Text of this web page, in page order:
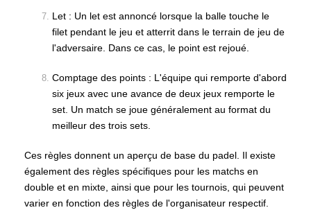
Let : Un let est annoncé lorsque la balle touche le
filet pendant le jeu et atterrit dans le terrain de jeu de
l'adversaire. Dans ce cas, le point est rejoué.
Comptage des points : L'équipe qui remporte d'abord
six jeux avec une avance de deux jeux remporte le
set. Un match se joue généralement au format du
meilleur des trois sets.
Ces règles donnent un aperçu de base du padel. Il existe
également des règles spécifiques pour les matchs en
double et en mixte, ainsi que pour les tournois, qui peuvent
varier en fonction des règles de l'organisateur respectif.